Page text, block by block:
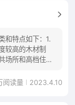
和特点如下：1.
较高的木材制
场所和高档住宅
阅读量 2023.4.10